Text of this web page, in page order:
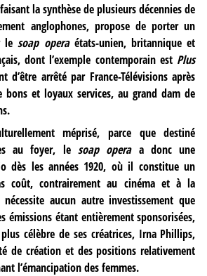
la synthèse de plusieurs décennies de
anglophones, propose de porter un
lesoap operaétats-unien, britannique et
dont l’exemple contemporain est Plus
d’être arrêté par France-Télévisions après
bons et loyaux services, au grand dam de
méprisé, parce que destiné
au foyer, lesoap operaa donc une
dès les années 1920, où il constitue un
coût, contrairement au cinéma et à la
aucun autre investissement que
émissions étant entièrement sponsorisées,
célèbre de ses créatrices, Irna Phillips,
de création et des positions relativement
l’émancipation des femmes.